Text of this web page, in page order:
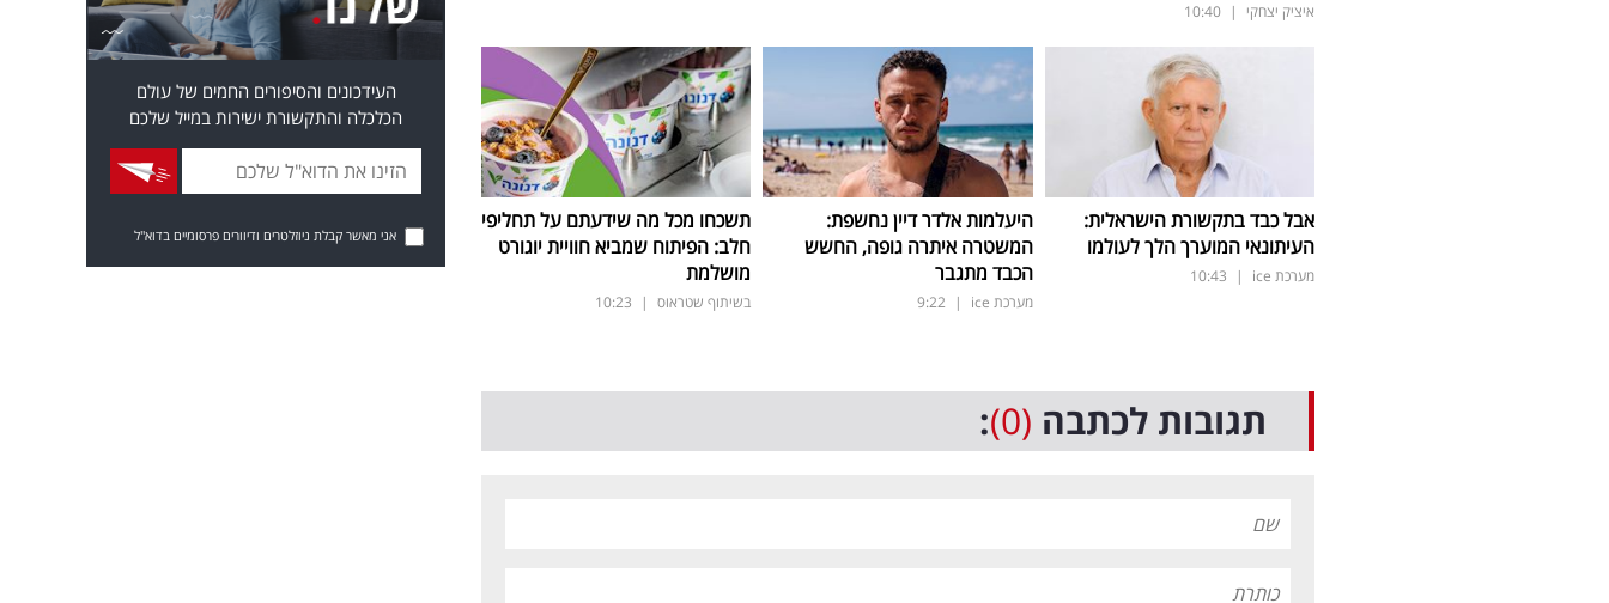
איציק יצחקי |
10:40
אבל כבד בתקשורת הישראלית:
העיתונאי המוערך הלך לעולמו
מערכת ice |
10:43
היעלמות אלדר דיין נחשפת:
המשטרה איתרה גופה, החשש
הכבד מתגבר
מערכת ice |
9:22
תשכחו מכל מה שידעתם על תחליפי
חלב: הפיתוח שמביא חוויית יוגורט
מושלמת
בשיתוף שטראוס |
10:23
תגובות לכתבה (0)
:
העידכונים והסיפורים החמים של עולם
הכלכלה והתקשורת ישירות במייל שלכם
אני מאשר קבלת ניוזלטרים ודיוורים פרסומיים בדוא"ל